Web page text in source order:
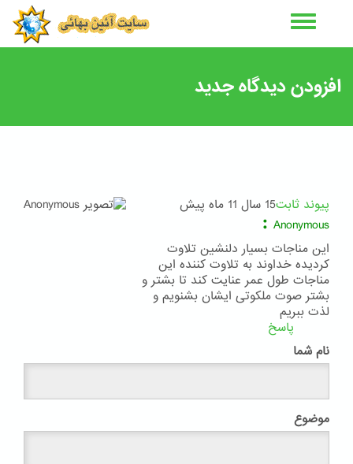
افزودن دیدگاه جدید
پیوند ثابت15 سال 11 ماه پیش
Anonymous
:
اين مناجات بسيار دلنشين تلاوت
كرديده خداوند به تلاوت كننده اين
مناجات طول عمر عنايت كند تا بشتر و
بشتر صوت ملكوتى ايشان بشنويم و
لذت ببريم
پاسخ
نام شما
موضوع